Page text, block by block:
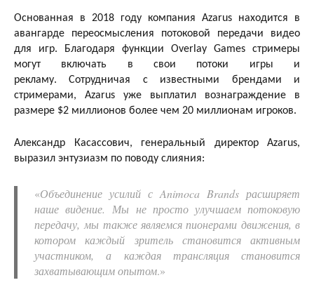
Основанная в 2018 году компания Azarus находится в
авангарде переосмысления потоковой передачи видео
для игр. Благодаря функции Overlay Games стримеры
могут включать в свои потоки игры и
рекламу. Сотрудничая с известными брендами и
стримерами, Azarus уже выплатил вознаграждение в
размере $2 миллионов более чем 20 миллионам игроков.
Александр Касассович, генеральный директор Azarus,
выразил энтузиазм по поводу слияния:
«Объединение усилий с Animoca Brands расширяет
наше видение. Мы не просто улучшаем потоковую
передачу, мы также являемся пионерами движения, в
котором каждый зритель становится активным
участником, а каждая трансляция становится
захватывающим опытом.»